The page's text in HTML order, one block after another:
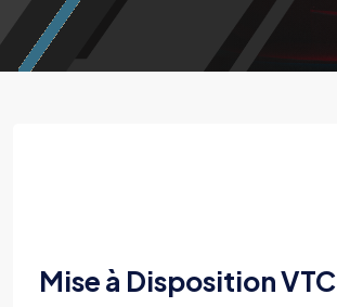
Mise à Disposition VTC